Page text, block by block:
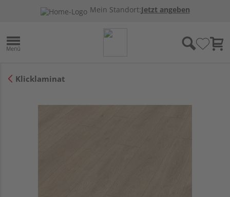
Mein Standort:Jetzt angeben
Klicklaminat